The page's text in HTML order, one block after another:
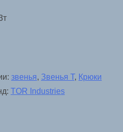
звенья, Звенья Т, Крюки
TOR Industries